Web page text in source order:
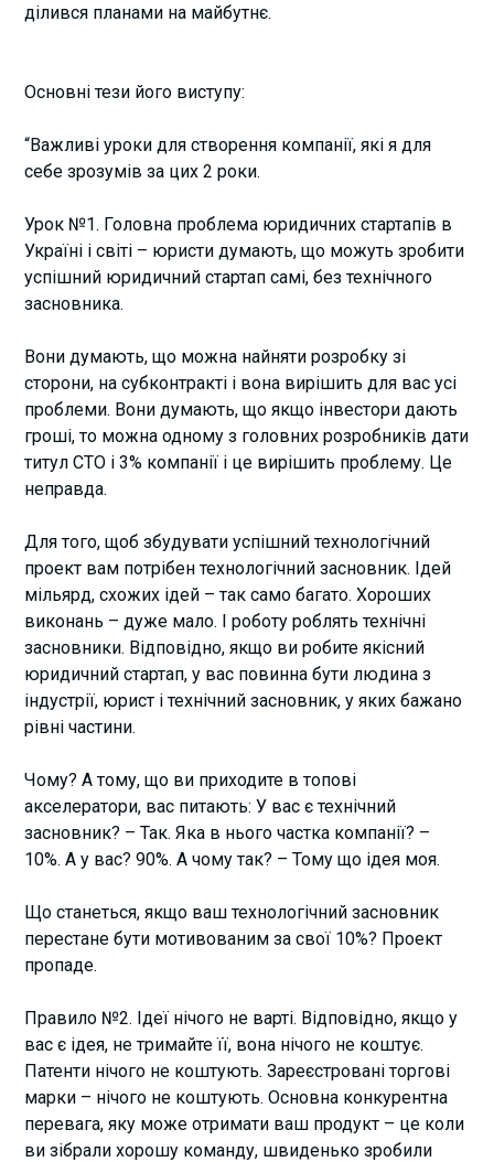
ділився планами на майбутнє.
Основні тези його виступу:
“Важливі уроки для створення компанії, які я для
себе зрозумів за цих 2 роки.
Урок №1. Головна проблема юридичних стартапів в
Україні і світі – юристи думають, що можуть зробити
успішний юридичний стартап самі, без технічного
засновника.
Вони думають, що можна найняти розробку зі
сторони, на субконтракті і вона вирішить для вас усі
проблеми. Вони думають, що якщо інвестори дають
гроші, то можна одному з головних розробників дати
титул CTO і 3% компанії і це вирішить проблему. Це
неправда.
Для того, щоб збудувати успішний технологічний
проект вам потрібен технологічний засновник. Ідей
мільярд, схожих ідей – так само багато. Хороших
виконань – дуже мало. І роботу роблять технічні
засновники. Відповідно, якщо ви робите якісний
юридичний стартап, у вас повинна бути людина з
індустрії, юрист і технічний засновник, у яких бажано
рівні частини.
Чому? А тому, що ви приходите в топові
акселератори, вас питають: У вас є технічний
засновник? – Так. Яка в нього частка компанії? –
10%. А у вас? 90%. А чому так? – Тому що ідея моя.
Що станеться, якщо ваш технологічний засновник
перестане бути мотивованим за свої 10%? Проект
пропаде.
Правило №2. Ідеї нічого не варті. Відповідно, якщо у
вас є ідея, не тримайте її, вона нічого не коштує.
Патенти нічого не коштують. Зареєстровані торгові
марки – нічого не коштують. Основна конкурентна
перевага, яку може отримати ваш продукт – це коли
ви зібрали хорошу команду, швиденько зробили